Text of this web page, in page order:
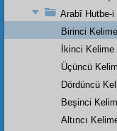
Arabî Hutbe-i
Birinci Kelime
İkinci Kelime
Üçüncü
Dördüncü
Beşinci
Altıncı